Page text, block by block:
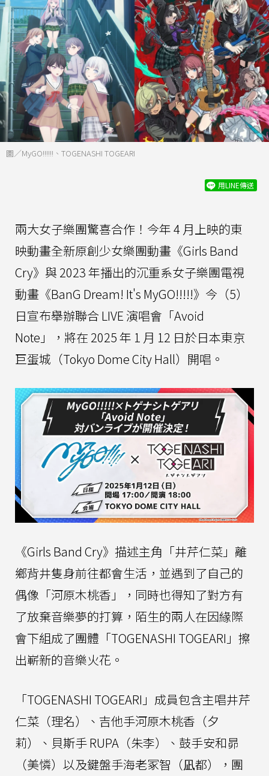
圖／MyGO!!!!!!、TOGENASHI TOGEARI
用LINE傳送
兩大女子樂團驚喜合作！今年 4 月上映的東
映動畫全新原創少女樂團動畫《Girls Band
Cry》與 2023 年播出的沉重系女子樂團電視
動畫《BanG Dream! It's MyGO!!!!!》今（5）
日宣布舉辦聯合 LIVE 演唱會「Avoid
Note」，將在 2025 年 1 月 12 日於日本東京
巨蛋城（Tokyo Dome City Hall）開唱。
《Girls Band Cry》描述主角「井芹仁菜」離
鄉背井隻身前往都會生活，並遇到了自己的
偶像「河原木桃香」，同時也得知了對方有
了放棄音樂夢的打算，陌生的兩人在因緣際
會下組成了團體「TOGENASHI TOGEARI」擦
出嶄新的音樂火花。
「TOGENASHI TOGEARI」成員包含主唱井芹
仁菜（理名）、吉他手河原木桃香（夕
莉）、貝斯手 RUPA（朱李）、鼓手安和昴
（美憐）以及鍵盤手海老冢智（凪都），團